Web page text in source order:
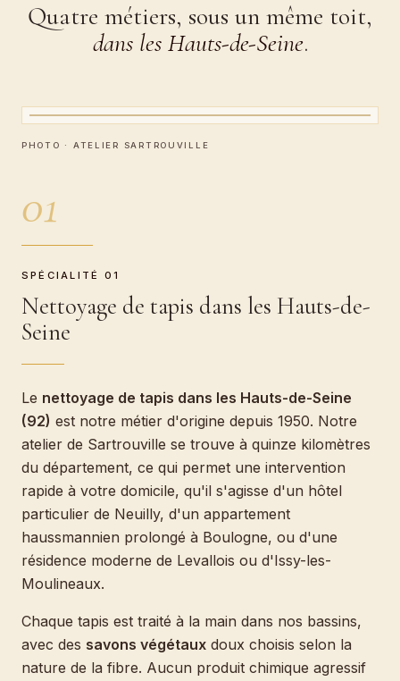
Quatre métiers, sous un même toit,
dans les Hauts-de-Seine.
PHOTO · ATELIER SARTROUVILLE
01
SPÉCIALITÉ 01
Nettoyage de tapis dans les Hauts-de-
Seine
Le nettoyage de tapis dans les Hauts-de-Seine
(92) est notre métier d'origine depuis 1950. Notre
atelier de Sartrouville se trouve à quinze kilomètres
du département, ce qui permet une intervention
rapide à votre domicile, qu'il s'agisse d'un hôtel
particulier de Neuilly, d'un appartement
haussmannien prolongé à Boulogne, ou d'une
résidence moderne de Levallois ou d'Issy-les-
Moulineaux.
Chaque tapis est traité à la main dans nos bassins,
avec des savons végétaux doux choisis selon la
nature de la fibre. Aucun produit chimique agressif